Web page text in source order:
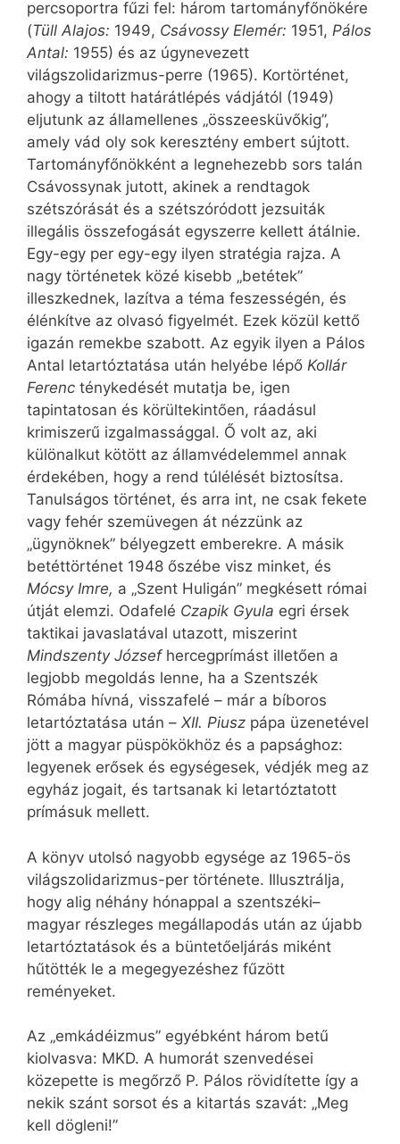
percsoportra fűzi fel: három tartományfőnökére
(Tüll Alajos: 1949, Csávossy Elemér: 1951, Pálos
Antal: 1955) és az úgynevezett
világszolidarizmus-perre (1965). Kortörténet,
ahogy a tiltott határátlépés vádjától (1949)
eljutunk az államellenes „összeesküvőkig”,
amely vád oly sok keresztény embert sújtott.
Tartományfőnökként a legnehezebb sors talán
Csávossynak jutott, akinek a rendtagok
szétszórását és a szétszóródott jezsuiták
illegális összefogását egyszerre kellett átálnie.
Egy-egy per egy-egy ilyen stratégia rajza. A
nagy történetek közé kisebb „betétek”
illeszkednek, lazítva a téma feszességén, és
élénkítve az olvasó figyelmét. Ezek közül kettő
igazán remekbe szabott. Az egyik ilyen a Pálos
Antal letartóztatása után helyébe lépő Kollár
Ferenc ténykedését mutatja be, igen
tapintatosan és körültekintően, ráadásul
krimiszerű izgalmassággal. Ő volt az, aki
különalkut kötött az államvédelemmel annak
érdekében, hogy a rend túlélését biztosítsa.
Tanulságos történet, és arra int, ne csak fekete
vagy fehér szemüvegen át nézzünk az
„ügynöknek” bélyegzett emberekre. A másik
betéttörténet 1948 őszébe visz minket, és
Mócsy Imre, a „Szent Huligán” megkésett római
útját elemzi. Odafelé Czapik Gyula egri érsek
taktikai javaslatával utazott, miszerint
Mindszenty József hercegprímást illetően a
legjobb megoldás lenne, ha a Szentszék
Rómába hívná, visszafelé – már a bíboros
letartóztatása után – XII. Piusz pápa üzenetével
jött a magyar püspökökhöz és a papsághoz:
legyenek erősek és egységesek, védjék meg az
egyház jogait, és tartsanak ki letartóztatott
prímásuk mellett.
A könyv utolsó nagyobb egysége az 1965-ös
világszolidarizmus-per története. Illusztrálja,
hogy alig néhány hónappal a szentszéki–
magyar részleges megállapodás után az újabb
letartóztatások és a büntetőeljárás miként
hűtötték le a megegyezéshez fűzött
reményeket.
Az „emkádéizmus” egyébként három betű
kiolvasva: MKD. A humorát szenvedései
közepette is megőrző P. Pálos rövidítette így a
nekik szánt sorsot és a kitartás szavát: „Meg
kell dögleni!”